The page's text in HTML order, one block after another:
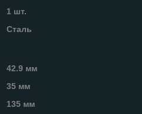
1 шт.
Сталь
42.9 мм
35 мм
135 мм